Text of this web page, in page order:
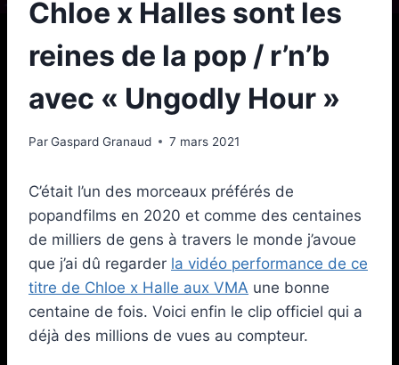
Chloe x Halles sont les
reines de la pop / r’n’b
avec « Ungodly Hour »
ParGaspard Granaud 7 mars 2021
C’était l’un des morceaux préférés de
popandfilms en 2020 et comme des centaines
de milliers de gens à travers le monde j’avoue
que j’ai dû regarder la vidéo performance de ce
titre de Chloe x Halle aux VMA une bonne
centaine de fois. Voici enfin le clip officiel qui a
déjà des millions de vues au compteur.